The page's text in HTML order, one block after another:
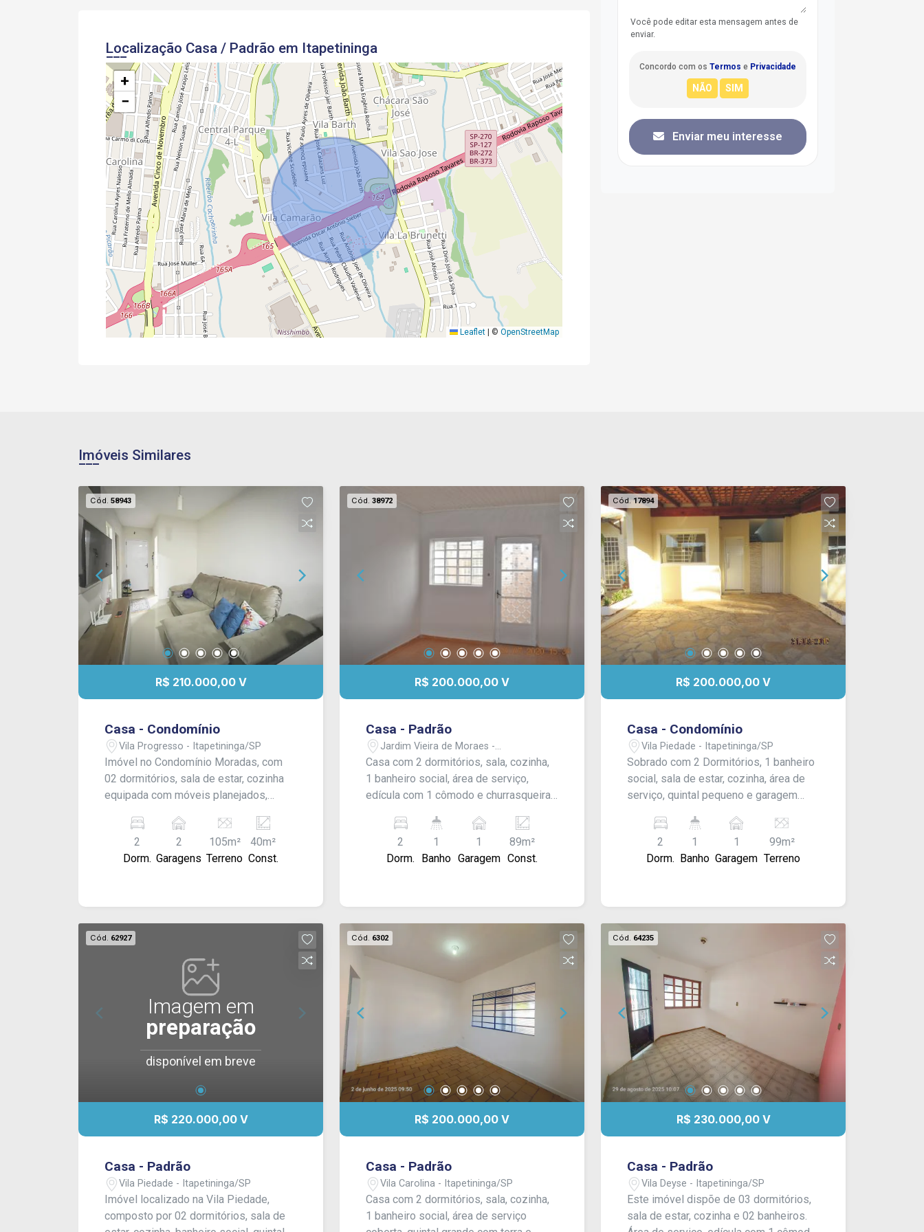
Localização Casa / Padrão em Itapetininga
+
−
Leaflet © OpenStreetMap
Você pode editar esta mensagem antes de
enviar.
Concordo com os Termos e Privacidade
Enviar meu interesse
Imóveis Similares
Cód. 58943
R$ 210.000,00 V
Casa - Condomínio
Vila Progresso - Itapetininga/SP
Imóvel no Condomínio Moradas, com
02 dormitórios, sala de estar, cozinha
equipada com móveis planejados,
capacidade para 02 veículos.
2
Dorm.
2
Garagens
105m²
Terreno
40m²
Const.
Cód. 38972
R$ 200.000,00 V
Casa - Padrão
Jardim Vieira de Moraes -
Itapetininga/SP
Casa com 2 dormitórios, sala, cozinha,
1 banheiro social, área de serviço,
edícula com 1 cômodo e churrasqueira,
alto com portão vazado. Acabamento:
forro pvc, piso frio e ardosia.
2
Dorm.
1
Banho
1
Garagem
89m²
Const.
Cód.17894
R$ 200.000,00 V
Casa - Condomínio
Vila Piedade - Itapetininga/SP
Sobrado com 2 Dormitórios, 1 banheiro
social, sala de estar, cozinha, área de
serviço, quintal pequeno e garagem
piso frio e azulejo.
2
Dorm.
1
Banho
1
Garagem
99m²
Terreno
Cód. 62927
Imagem em
preparação
disponível em breve
R$ 220.000,00 V
Casa - Padrão
Vila Piedade - Itapetininga/SP
Imóvel localizado na Vila Piedade,
composto por 02 dormitórios, sala de
Cód. 6302
R$ 200.000,00 V
Casa - Padrão
Vila Carolina - Itapetininga/SP
Casa com 2 dormitórios, sala, cozinha,
1 banheiro social, área de serviço
Cód. 64235
R$ 230.000,00 V
Casa - Padrão
Vila Deyse - Itapetininga/SP
Este imóvel dispõe de 03 dormitórios,
sala de estar, cozinha e 02 banheiros.